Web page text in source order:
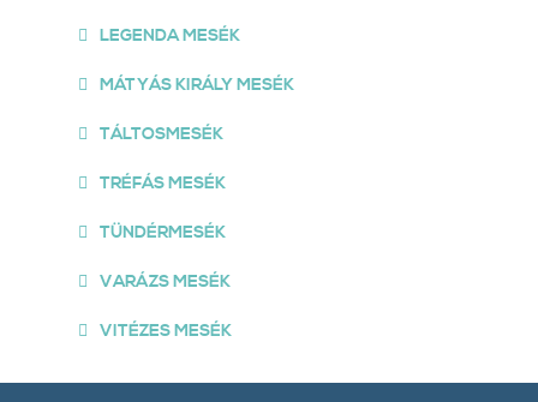
LEGENDA MESÉK
MÁTYÁS KIRÁLY MESÉK
TÁLTOSMESÉK
TRÉFÁS MESÉK
TÜNDÉRMESÉK
VARÁZS MESÉK
VITÉZES MESÉK